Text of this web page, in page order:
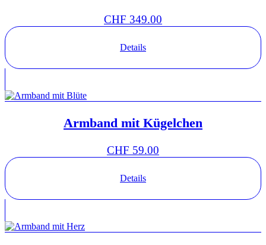
CHF 349.00
Details
Armband mit Kügelchen
CHF 59.00
Details